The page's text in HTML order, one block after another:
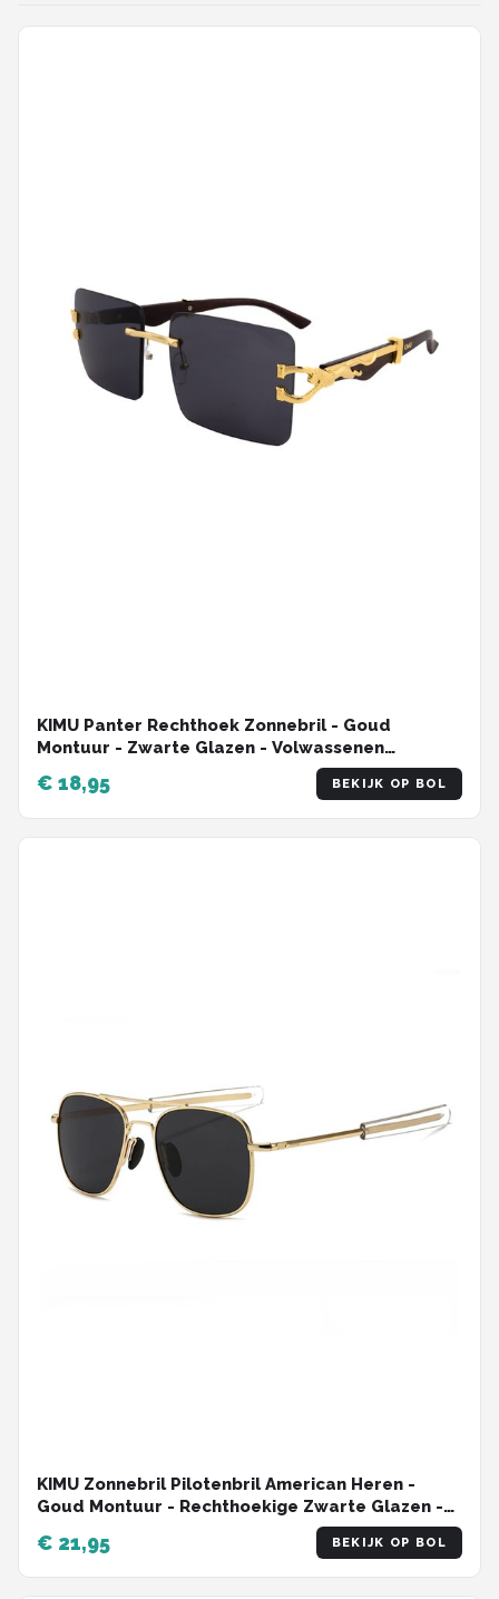
KIMU Panter Rechthoek Zonnebril - Goud
Montuur - Zwarte Glazen - Volwassenen
Kunststof Luxe Luipaard Cheetah Mode Miljonair
Rijkdom Carnaval
€ 18,95 BEKIJK OP BOL
KIMU Zonnebril Pilotenbril American Heren -
Goud Montuur - Rechthoekige Zwarte Glazen -
Optical Legend Colonel Caravan Carnaval
€ 21,95 BEKIJK OP BOL